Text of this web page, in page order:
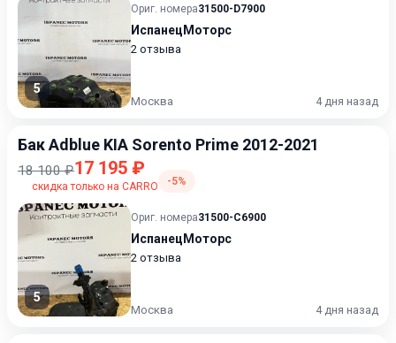
5
Ориг. номера31500-D7900
ИспанецМоторс
2 отзыва
Москва 4 дня назад
Бак Adblue KIA Sorento Prime 2012-2021
18 100 ₽17 195 ₽
скидка только на CARRO -5%
5
Ориг. номера31500-C6900
ИспанецМоторс
2 отзыва
Москва 4 дня назад